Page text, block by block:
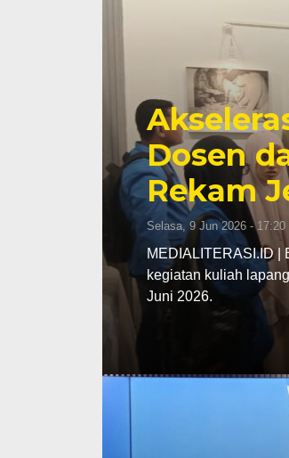
Dosen
Rekam
Selasa, 9 Jun 2026 - 17:20
MEDIALITERASI.ID |
kegiatan kuliah
Juni 2026.